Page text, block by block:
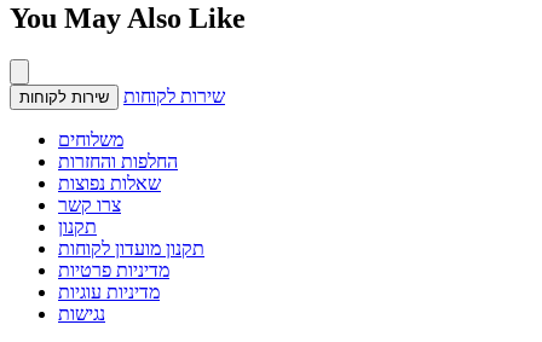
You May Also Like
שירות לקוחות שירות לקוחות
משלוחים
החלפות והחזרות
שאלות נפוצות
צרו קשר
תקנון
תקנון מועדון לקוחות
מדיניות פרטיות
מדיניות עוגיות
נגישות